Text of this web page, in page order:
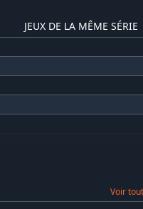
JEUX DE LA MÊME SÉRIE
Voir